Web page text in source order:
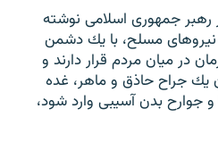
رهبر جمهورى اسلامى نوشته
نيروهاى مسلح، با يك دشمن
در ميان مردم قرار دارند و
يك جراح حاذق و ماهر، غده
جوارح بدن آسيبى وارد شود،